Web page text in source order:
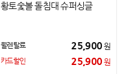
황토숯볼 돌침대 슈퍼싱글
월렌탈료 25,900원
카드할인 25,900원